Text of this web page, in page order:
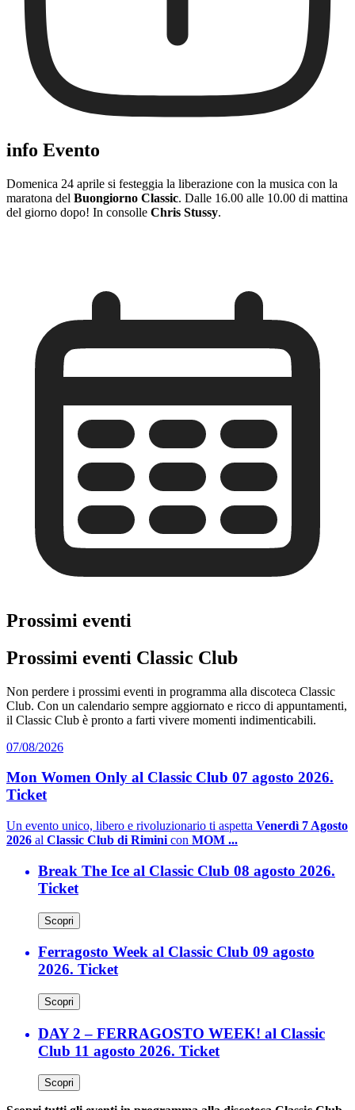
info Evento
Domenica 24 aprile si festeggia la liberazione con la musica con la
maratona del Buongiorno Classic. Dalle 16.00 alle 10.00 di mattina
del giorno dopo! In consolle Chris Stussy.
Prossimi eventi
Prossimi eventi Classic Club
Non perdere i prossimi eventi in programma alla discoteca Classic
Club. Con un calendario sempre aggiornato e ricco di appuntamenti,
il Classic Club è pronto a farti vivere momenti indimenticabili.
07/08/2026
Mon Women Only al Classic Club 07 agosto 2026.
Ticket
Un evento unico, libero e rivoluzionario ti aspetta Venerdì 7 Agosto
2026 al Classic Club di Rimini con MOM ...
Break The Ice al Classic Club 08 agosto 2026.
Ticket
Scopri
Ferragosto Week al Classic Club 09 agosto
2026. Ticket
Scopri
DAY 2 – FERRAGOSTO WEEK! al Classic
Club 11 agosto 2026. Ticket
Scopri